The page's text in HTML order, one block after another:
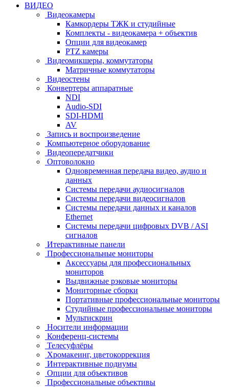
ВИДЕО
Видеокамеры
Камкордеры ТЖК и студийные
Комплекты - видеокамера + объектив
Опции для видеокамер
PTZ камеры
Видеомикшеры, коммутаторы
Матричные коммутаторы
Видеостены
Конвертеры аппаратные
NDI
Audio-SDI
SDI-HDMI
AV
Запись и воспроизведение
Компьютерное оборудование
Видеопередатчики
Оптоволокно
Одновременная передача видео, аудио и
данных
Системы передачи аудиосигналов
Системы передачи видеосигналов
Системы передачи данных и каналов
Ethernet
Системы передачи цифровых DVB / ASI
сигналов
Итерактивные панели
Профессиональные мониторы
Аксессуары для профессиональных
мониторов
Выдвижные рэковые мониторы
Мониторные сборки
Портативные профессиональные мониторы
Студийные профессиональные мониторы
Мультискрин
Носители информации
Конференц-системы
Телесуфлёры
Хромакеинг, цветокоррекция
Интерактивные подиумы
Опции для объективов
Профессиональные объективы